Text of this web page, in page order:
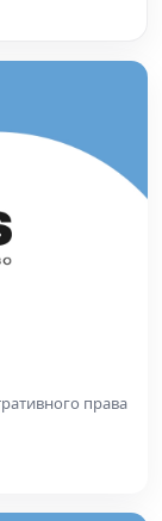
права